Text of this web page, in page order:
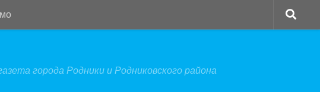
города Родники и Родниковского района